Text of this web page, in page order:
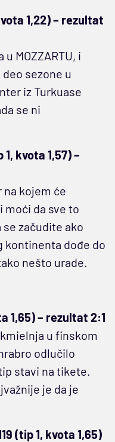
1,22) – rezultat
MOZZARTU, i
sezone u
iz Turkuase
se ni
1, kvota 1,57) –
na kojem će
moći da sve to
začudite ako
kontinenta dođe do
nešto urade.
1,65) – rezultat 2:1
u finskom
odlučilo
stavi na tikete.
je da je
(tip 1, kvota 1,65)